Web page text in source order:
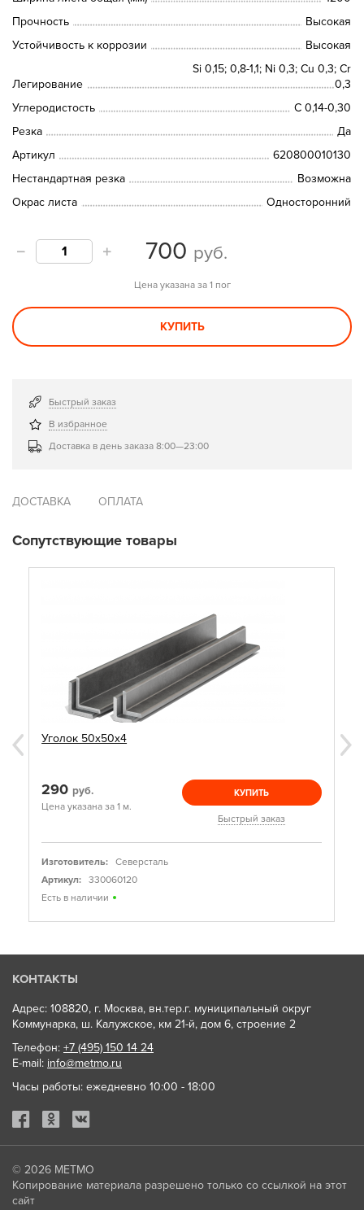
Прочность
Высокая
Устойчивость к коррозии
Высокая
Легирование
Si 0,15; 0,8-1,1; Ni 0,3; Сu 0,3; Cr
0,3
Углеродистость
C 0,14-0,30
Резка
Да
Артикул
620800010130
Нестандартная резка
Возможна
Окрас листа
Односторонний
700 руб.
Цена указана за 1 пог
КУПИТЬ
Быстрый заказ
В избранное
Доставка в день заказа 8:00—23:00
ДОСТАВКА ОПЛАТА
Сопутствующие товары
Уголок 50х50х4
290 руб.
Цена указана за 1 м.
КУПИТЬ
Быстрый заказ
Изготовитель:
Северсталь
Артикул:
330060120
Есть в наличии
КОНТАКТЫ
Адрес: 108820, г. Москва, вн.тер.г. муниципальный округ
Коммунарка, ш. Калужское, км 21-й, дом 6, строение 2
Телефон: +7 (495) 150 14 24
E-mail: info@metmo.ru
Часы работы: ежедневно 10:00 - 18:00
© 2026 МЕТМО
Копирование материала разрешено только со ссылкой на этот
сайт